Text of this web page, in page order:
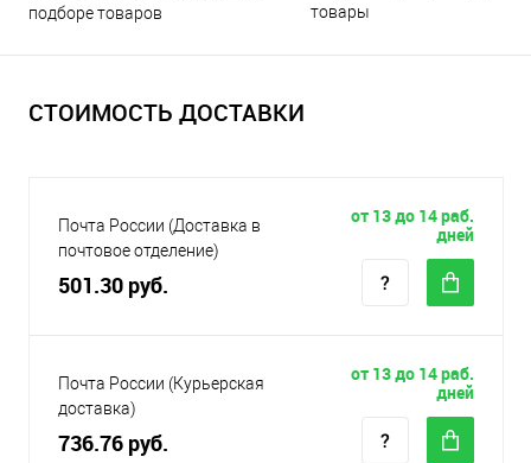
подборе товаров
товары
СТОИМОСТЬ ДОСТАВКИ
Почта России (Доставка в
почтовое отделение)
501.30 руб.
от 13 до 14 раб.
дней
Почта России (Курьерская
доставка)
736.76 руб.
от 13 до 14 раб.
дней